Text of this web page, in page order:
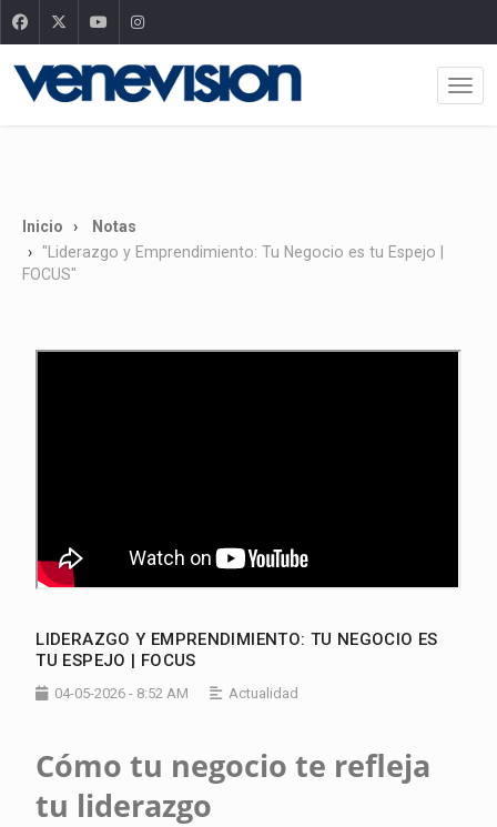
Inicio
Notas
"Liderazgo y Emprendimiento: Tu Negocio es tu Espejo |
FOCUS"
LIDERAZGO Y EMPRENDIMIENTO: TU NEGOCIO ES
TU ESPEJO | FOCUS
04-05-2026 - 8:52 AM Actualidad
Cómo tu negocio te refleja
tu liderazgo